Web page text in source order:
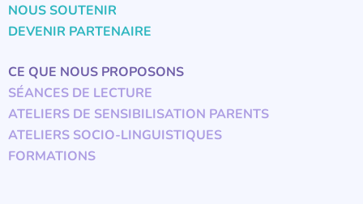
NOUS SOUTENIR
DEVENIR PARTENAIRE
CE QUE NOUS PROPOSONS
SÉANCES DE LECTURE
ATELIERS DE SENSIBILISATION PARENTS
ATELIERS SOCIO-LINGUISTIQUES
FORMATIONS